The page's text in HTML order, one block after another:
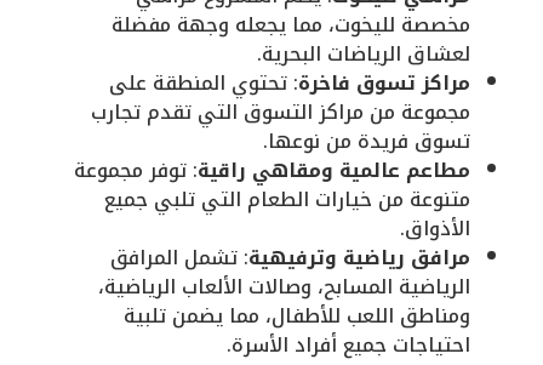
مخصصة لليخوت، مما يجعله وجهة مفضلة
لعشاق الرياضات البحرية.
مراكز تسوق فاخرة: تحتوي المنطقة على
مجموعة من مراكز التسوق التي تقدم تجارب
تسوق فريدة من نوعها.
مطاعم عالمية ومقاهي راقية: توفر مجموعة
متنوعة من خيارات الطعام التي تلبي جميع
الأذواق.
مرافق رياضية وترفيهية: تشمل المرافق
الرياضية المسابح، وصالات الألعاب الرياضية،
ومناطق اللعب للأطفال، مما يضمن تلبية
احتياجات جميع أفراد الأسرة.